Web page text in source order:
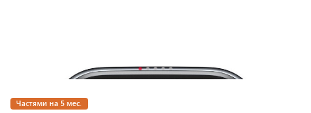
Частями на 5 мес.